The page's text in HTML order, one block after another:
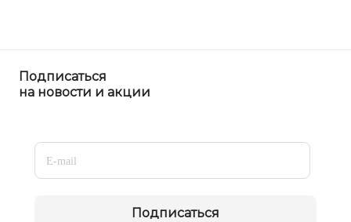
Подписаться
на новости и акции
Подписаться